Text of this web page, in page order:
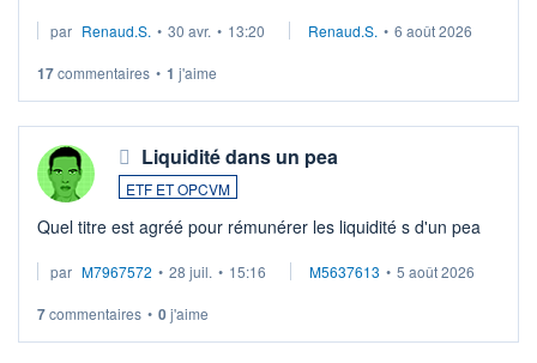
Investissement long terme tip top pour sa retraite.
par Renaud.S. • 30 avr. • 13:20 Renaud.S. • 6 août 2026
17commentaires • 1 j'aime
Liquidité dans un pea
ETF ET OPCVM
Quel titre est agréé pour rémunérer les liquidité s d'un pea
par M7967572 • 28 juil. • 15:16 M5637613 • 5 août 2026
7commentaires • 0j'aime